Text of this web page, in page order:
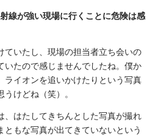
線が強い現場に行くことに危険は感
ていたし、現場の担当者立ち会いの
いたので感じませんでしたね。僕か
ライオンを追いかけたりという写真
けどね（笑）。
、はたしてきちんとした写真が撮れ
ともな写真が出てきていないという